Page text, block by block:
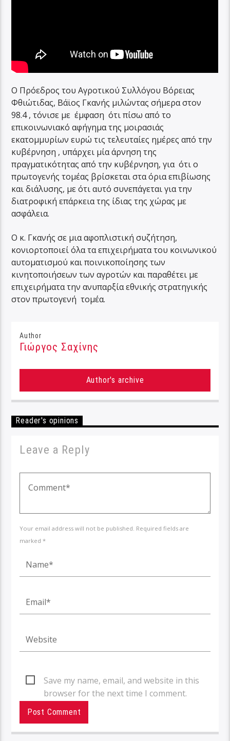
Ο Πρόεδρος του Αγροτικού Συλλόγου Βόρειας
Φθιώτιδας, Βάϊος Γκανής μιλώντας σήμερα στον
98.4 , τόνισε με έμφαση ότι πίσω από το
επικοινωνιακό αφήγημα της μοιρασιάς
εκατομμυρίων ευρώ τις τελευταίες ημέρες από την
κυβέρνηση , υπάρχει μία άρνηση της
πραγματικότητας από την κυβέρνηση, για ότι ο
πρωτογενής τομέας βρίσκεται στα όρια επιβίωσης
και διάλυσης, με ότι αυτό συνεπάγεται για την
διατροφική επάρκεια της ίδιας της χώρας με
ασφάλεια.
Ο κ. Γκανής σε μια αφοπλιστική συζήτηση,
κονιορτοποιεί όλα τα επιχειρήματα του κοινωνικού
αυτοματισμού και ποινικοποίησης των
κινητοποιήσεων των αγροτών και παραθέτει με
επιχειρήματα την ανυπαρξία εθνικής στρατηγικής
στον πρωτογενή τομέα.
Author
Γιώργος Σαχίνης
Author's archive
Reader's opinions
Leave a Reply
Your email address will not be published. Required fields are
marked *
Save my name, email, and website in this
browser for the next time I comment.